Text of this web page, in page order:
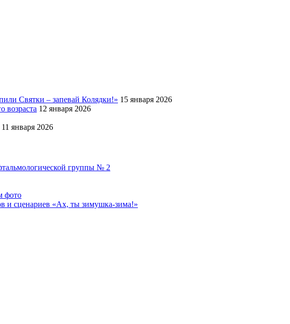
Святки – запевай Колядки!» 15 января 2026
возраста 12 января 2026
11 января 2026
группы № 2
фото
сценариев «Ах, ты зимушка-зима!»